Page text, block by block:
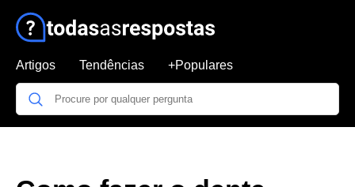
Artigos Tendências +Populares